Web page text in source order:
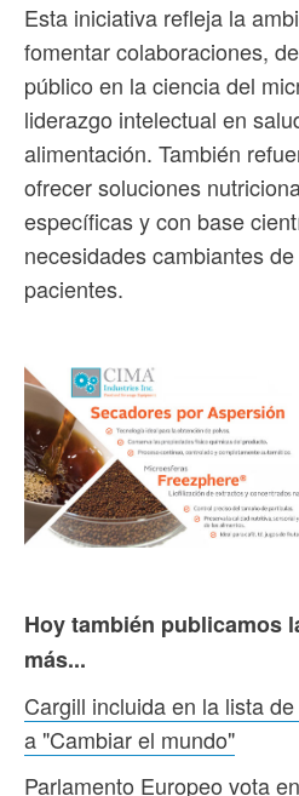
Esta iniciativa refleja la
fomentar colaboraciones,
público en la ciencia del
liderazgo intelectual en
alimentación. También
ofrecer soluciones
específicas y con base
necesidades cambiantes
pacientes.
Hoy también publicamos
más...
Cargill incluida en la lista
a "Cambiar el mundo"
Parlamento Europeo vota